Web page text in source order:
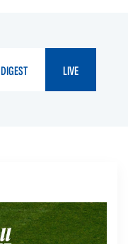
DIGEST LIVE